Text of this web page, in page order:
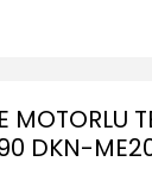
MOTORLU
DKN-